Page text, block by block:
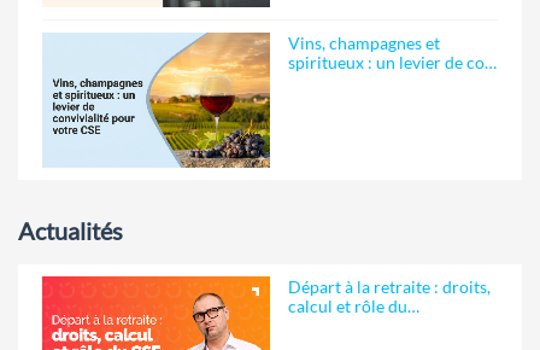
Vins, champagnes et
spiritueux : un levier de co…
Actualités
Départ à la retraite : droits,
calcul et rôle du…